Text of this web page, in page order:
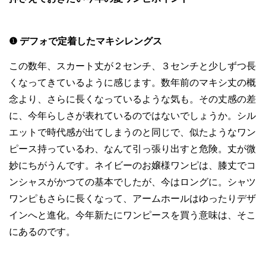
❶ デフォで定着したマキシレングス
この数年、スカート丈が２センチ、３センチと少しずつ長
くなってきているように感じます。数年前のマキシ丈の概
念より、さらに長くなっているような気も。その丈感の差
に、今年らしさが表れているのではないでしょうか。シル
エットで時代感が出てしまうのと同じで、似たようなワン
ピース持っているわ、なんて引っ張り出すと危険。丈が微
妙にちがうんです。ネイビーのお嬢様ワンピは、膝丈でコ
ンシャスがかつての基本でしたが、今はロングに。シャツ
ワンピもさらに長くなって、アームホールはゆったりデザ
インへと進化。今年新たにワンピースを買う意味は、そこ
にあるのです。